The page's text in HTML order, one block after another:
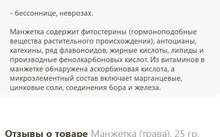
- бессоннице, неврозах.
Манжетка содержит фитостерины (гормоноподобные
вещества растительного происхождения), антоцианы,
катехины, ряд флавоноидов, жирные кислоты, липиды и
производные фенолкарбоновых кислот. Из витаминов в
манжетке обнаружена аскорбиновая кислота, а
микроэлементный состав включает марганцевые,
цинковые соли, соединения бора и железа.
Отзывы о товаре Манжетка (трава), 25 гр,